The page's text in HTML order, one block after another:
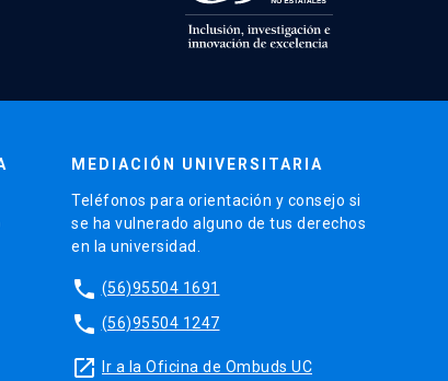
MEDIACIÓN UNIVERSITARIA
Teléfonos para orientación y consejo si
se ha vulnerado alguno de tus derechos
en la universidad.
phone (56)95504 1691
phone (56)95504 1247
launch Ir a la Oficina de Ombuds UC